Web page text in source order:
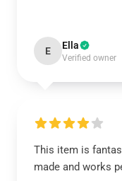
E Ella
Verified owner
This item is
made and works